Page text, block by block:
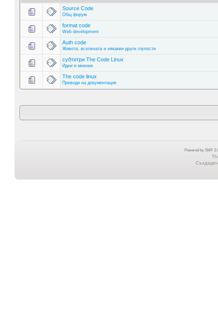
Source Code
Общ форум
format code
Web development
Auth code
Живота, вселената и някакви други глупости
субтитри The Code Linux
Идеи и мнения
The code linux
Преводи на документация
Powered by SMF